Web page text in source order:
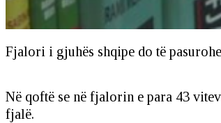
Fjalori i gjuhës shqipe do të
Në qoftë se në fjalorin e para 43
fjalë.